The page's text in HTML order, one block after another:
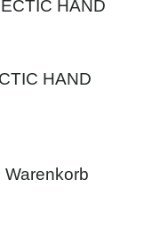
HAND
Warenkorb